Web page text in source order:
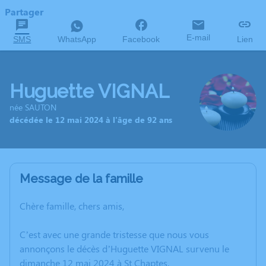
Partager
SMS WhatsApp Facebook E-mail Lien
Huguette VIGNAL
née SAUTON
décédée le 12 mai 2024 à l'âge de 92 ans
Message de la famille
Chère famille, chers amis,
C’est avec une grande tristesse que nous vous
annonçons le décès d’Huguette VIGNAL survenu le
dimanche 12 mai 2024 à St Chaptes.